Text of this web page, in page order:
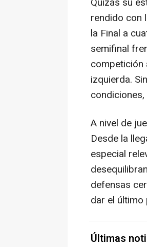
rendido con
la Final a
semifinal
competición
izquierda.
A nivel de
Desde la
especial
defensas
dar el
Últimas